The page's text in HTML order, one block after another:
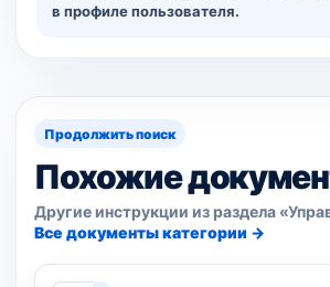
в профиле пользователя.
Продолжить поиск
Похожие
Другие инструкции из раздела
Все документы категории →